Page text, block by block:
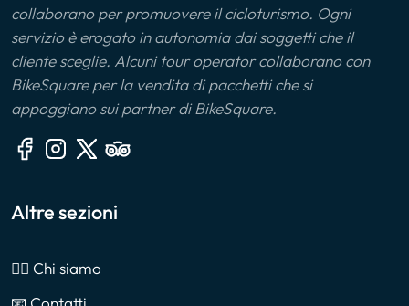
collaborano per promuovere il cicloturismo. Ogni
servizio è erogato in autonomia dai soggetti che il
cliente sceglie. Alcuni tour operator collaborano con
BikeSquare per la vendita di pacchetti che si
appoggiano sui partner di BikeSquare.
Altre sezioni
🙎‍♂️ Chi siamo